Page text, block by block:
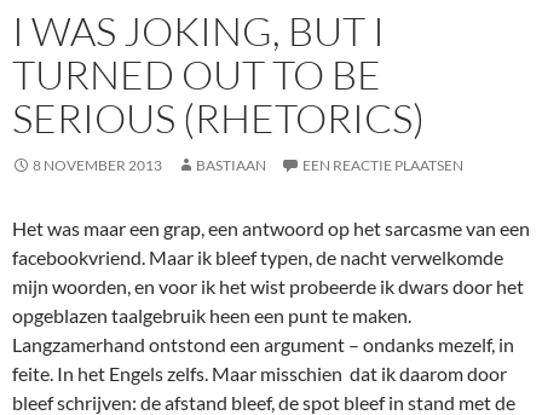
I WAS JOKING, BUT I
TURNED OUT TO BE
SERIOUS (RHETORICS)
8 NOVEMBER 2013 BASTIAAN EEN REACTIE PLAATSEN
Het was maar een grap, een antwoord op het sarcasme van een
facebookvriend. Maar ik bleef typen, de nacht verwelkomde
mijn woorden, en voor ik het wist probeerde ik dwars door het
opgeblazen taalgebruik heen een punt te maken.
Langzamerhand ontstond een argument – ondanks mezelf, in
feite. In het Engels zelfs. Maar misschien dat ik daarom door
bleef schrijven: de afstand bleef, de spot bleef in stand met de